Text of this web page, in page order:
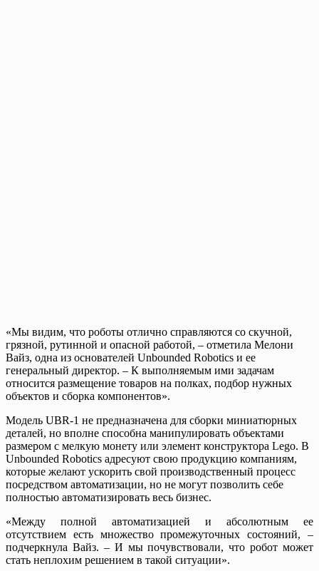
«Мы видим, что роботы отлично справляются со скучной,
грязной, рутинной и опасной работой, – отметила Мелони
Вайз, одна из основателей Unbounded Robotics и ее
генеральный директор. – К выполняемым ими задачам
относится размещение товаров на полках, подбор нужных
объектов и сборка компонентов».
Модель UBR-1 не предназначена для сборки миниатюрных
деталей, но вполне способна манипулировать объектами
размером с мелкую монету или элемент конструктора Lego. В
Unbounded Robotics адресуют свою продукцию компаниям,
которые желают ускорить свой производственный процесс
посредством автоматизации, но не могут позволить себе
полностью автоматизировать весь бизнес.
«Между полной автоматизацией и абсолютным ее
отсутствием есть множество промежуточных состояний, –
подчеркнула Вайз. – И мы почувствовали, что робот может
стать неплохим решением в такой ситуации».